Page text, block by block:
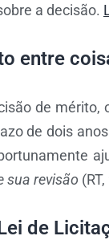
a decisão.
entre
de mérito,
de dois
sua revisão
de